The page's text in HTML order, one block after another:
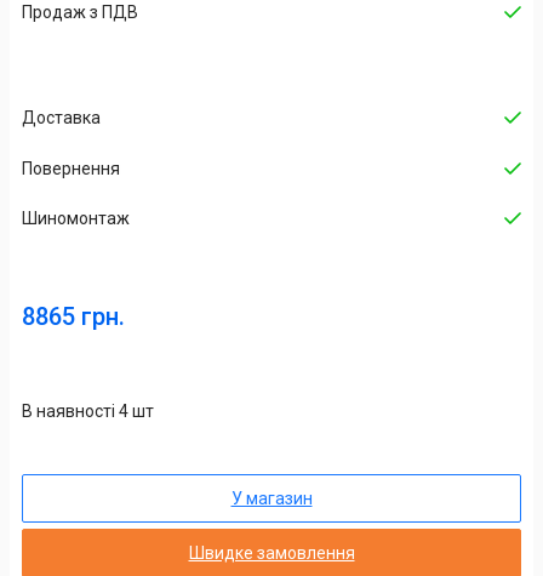
Продаж з ПДВ
Доставка
Повернення
Шиномонтаж
8865 грн.
В наявності 4 шт
У магазин
Швидке замовлення